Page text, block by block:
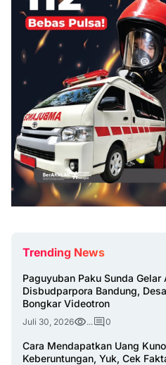
Trending News
Paguyuban Paku Sunda
Disbudparpora Bandung,
Bongkar Videotron
Juli 30, 2026 ... 0
Cara Mendapatkan Uang
Keberuntungan, Yuk, Cek